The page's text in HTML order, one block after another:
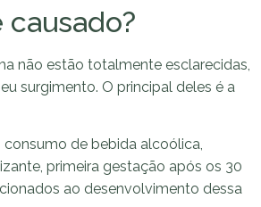
não estão totalmente esclarecidas,
surgimento. O principal deles é a
de bebida alcoólica,
primeira gestação após os 30
ao desenvolvimento dessa